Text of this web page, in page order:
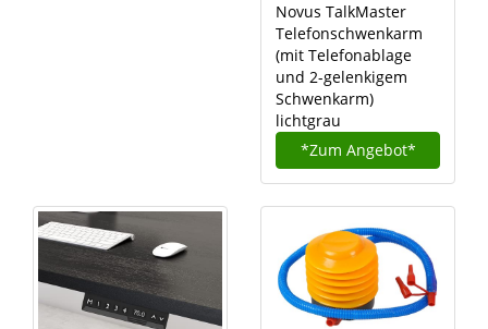
Novus TalkMaster
Telefonschwenkarm
(mit Telefonablage
und 2-gelenkigem
Schwenkarm)
lichtgrau
*Zum Angebot*